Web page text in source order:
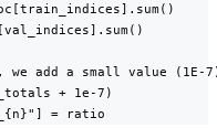
we add a small value (1E-
+ 1e-7)
= ratio